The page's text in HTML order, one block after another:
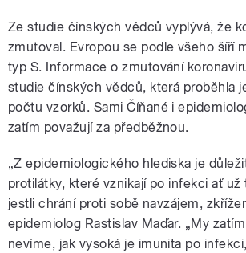
Ze studie čínských vědců vyplývá, že
zmutoval. Evropou se podle všeho šíří
typ S. Informace o zmutování
studie čínských vědců, která proběhla
počtu vzorků. Sami Číňané i
zatím považují za předběžnou.
„Z epidemiologického hlediska je
protilátky, které vznikají po infekci ať už
jestli chrání proti sobě navzájem,
epidemiolog Rastislav Maďar. „My
nevíme, jak vysoká je imunita po